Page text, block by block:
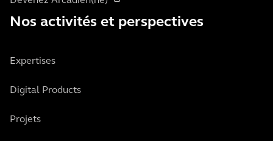
Nos activités et perspectives
Expertises
Digital Products
Projets